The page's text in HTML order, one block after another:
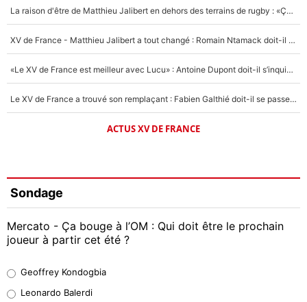
La raison d'être de Matthieu Jalibert en dehors des terrains de rugby : «Ça m'atteint autant que si tu touches à un membre de ma famille»
XV de France - Matthieu Jalibert a tout changé : Romain Ntamack doit-il s’inquiéter pour sa place à un an de la Coupe du monde ?
«Le XV de France est meilleur avec Lucu» : Antoine Dupont doit-il s’inquiéter pour sa place ?
Le XV de France a trouvé son remplaçant : Fabien Galthié doit-il se passer d'Antoine Dupont ?
ACTUS XV DE FRANCE
Sondage
Mercato - Ça bouge à l’OM : Qui doit être le prochain
joueur à partir cet été ?
38%
Geoffrey Kondogbia
Leonardo Balerdi